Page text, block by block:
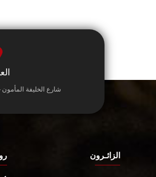
شارع الخليفة المأمون
الزائـرون